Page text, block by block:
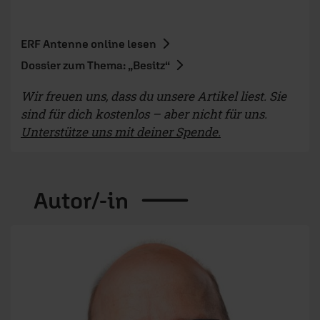
ERF Antenne online lesen
Dossier zum Thema: „Besitz“
Wir freuen uns, dass du unsere Artikel liest. Sie
sind für dich kostenlos – aber nicht für uns.
Unterstütze uns mit deiner Spende.
Autor/-in